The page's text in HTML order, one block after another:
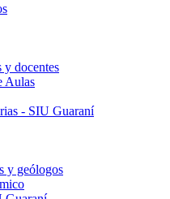
docentes
Aulas
- SIU Guaraní
y geólogos